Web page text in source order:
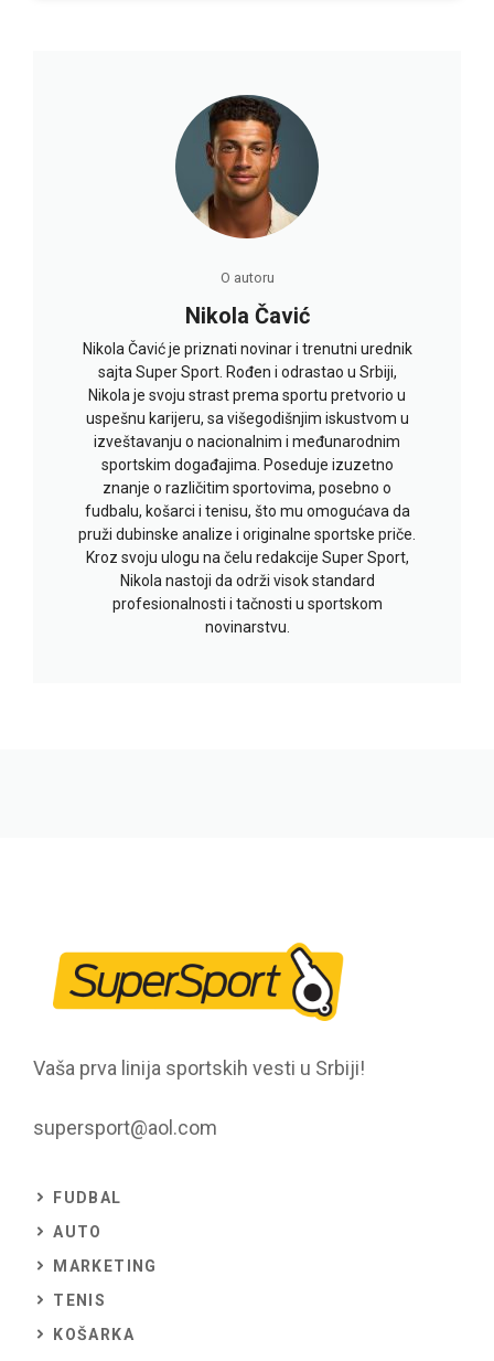
O autoru
Nikola Čavić
Nikola Čavić je priznati novinar i trenutni urednik
sajta Super Sport. Rođen i odrastao u Srbiji,
Nikola je svoju strast prema sportu pretvorio u
uspešnu karijeru, sa višegodišnjim iskustvom u
izveštavanju o nacionalnim i međunarodnim
sportskim događajima. Poseduje izuzetno
znanje o različitim sportovima, posebno o
fudbalu, košarci i tenisu, što mu omogućava da
pruži dubinske analize i originalne sportske priče.
Kroz svoju ulogu na čelu redakcije Super Sport,
Nikola nastoji da održi visok standard
profesionalnosti i tačnosti u sportskom
novinarstvu.
Vaša prva linija sportskih vesti u Srbiji!
supersport@aol.com
FUDBAL
AUTO
MARKETING
TENIS
KOŠARKA